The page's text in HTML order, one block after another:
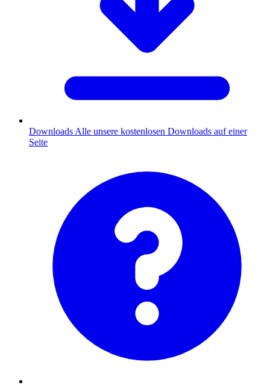
Downloads Alle unsere kostenlosen Downloads auf einer
Seite